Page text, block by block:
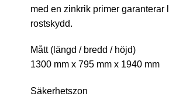
med en zinkrik primer garanterar
rostskydd.
Mått (längd / bredd / höjd)
1300 mm x 795 mm x 1940 mm
Säkerhetszon